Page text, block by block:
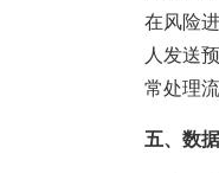
在风险
人发送
常处理
五、数